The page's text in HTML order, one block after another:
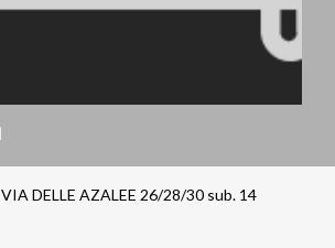
VIA DELLE AZALEE 26/28/30 sub. 14